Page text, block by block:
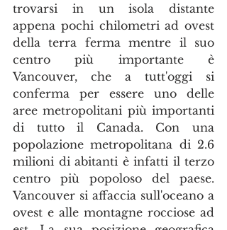
trovarsi in un isola distante
appena pochi chilometri ad ovest
della terra ferma mentre il suo
centro più importante è
Vancouver, che a tutt'oggi si
conferma per essere uno delle
aree metropolitani più importanti
di tutto il Canada. Con una
popolazione metropolitana di 2.6
milioni di abitanti è infatti il terzo
centro più popoloso del paese.
Vancouver si affaccia sull'oceano a
ovest e alle montagne rocciose ad